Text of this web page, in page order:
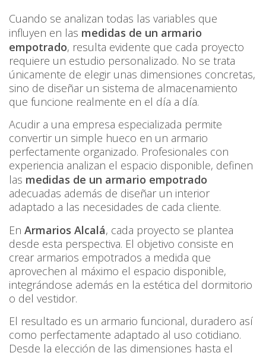
Cuando se analizan todas las variables que
influyen en las medidas de un armario
empotrado, resulta evidente que cada proyecto
requiere un estudio personalizado. No se trata
únicamente de elegir unas dimensiones concretas,
sino de diseñar un sistema de almacenamiento
que funcione realmente en el día a día.
Acudir a una empresa especializada permite
convertir un simple hueco en un armario
perfectamente organizado. Profesionales con
experiencia analizan el espacio disponible, definen
las medidas de un armario empotrado
adecuadas además de diseñar un interior
adaptado a las necesidades de cada cliente.
En Armarios Alcalá, cada proyecto se plantea
desde esta perspectiva. El objetivo consiste en
crear armarios empotrados a medida que
aprovechen al máximo el espacio disponible,
integrándose además en la estética del dormitorio
o del vestidor.
El resultado es un armario funcional, duradero así
como perfectamente adaptado al uso cotidiano.
Desde la elección de las dimensiones hasta el